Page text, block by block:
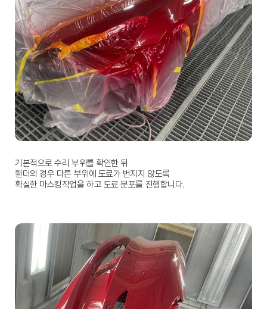
기본적으로 수리 부위를 확인한 뒤
휀더의 경우 다른 부위에 도료가 번지지 않도록
확실한 마스킹작업을 하고 도료 분포를 진행합니다.